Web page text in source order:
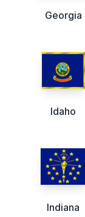
Georgia
Idaho
Indiana